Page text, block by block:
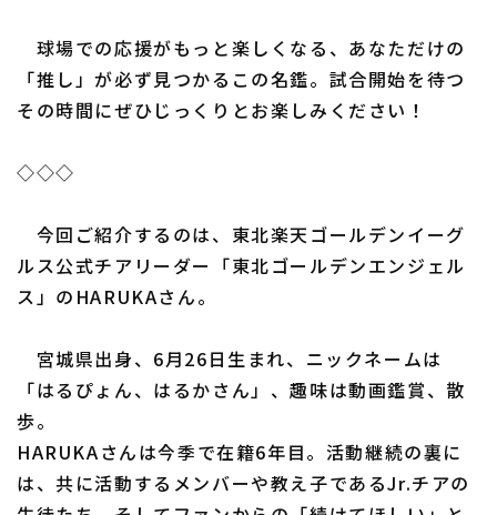
福岡ソフトバンクホークス
運営会社（別ウィンドウで開く） よくある質問
特定商取引法の表示 アルバイト募集（別ウィンドウで開く
球場での応援がもっと楽しくなる、あなただけの
「推し」が必ず見つかるこの名鑑。試合開始を待つ
その時間にぜひじっくりとお楽しみください！
◇◇◇
今回ご紹介するのは、東北楽天ゴールデンイーグ
ルス公式チアリーダー「東北ゴールデンエンジェル
ス」のHARUKAさん。
宮城県出身、6月26日生まれ、ニックネームは
「はるぴょん、はるかさん」、趣味は動画鑑賞、散
歩。
HARUKAさんは今季で在籍6年目。活動継続の裏に
は、共に活動するメンバーや教え子であるJr.チアの